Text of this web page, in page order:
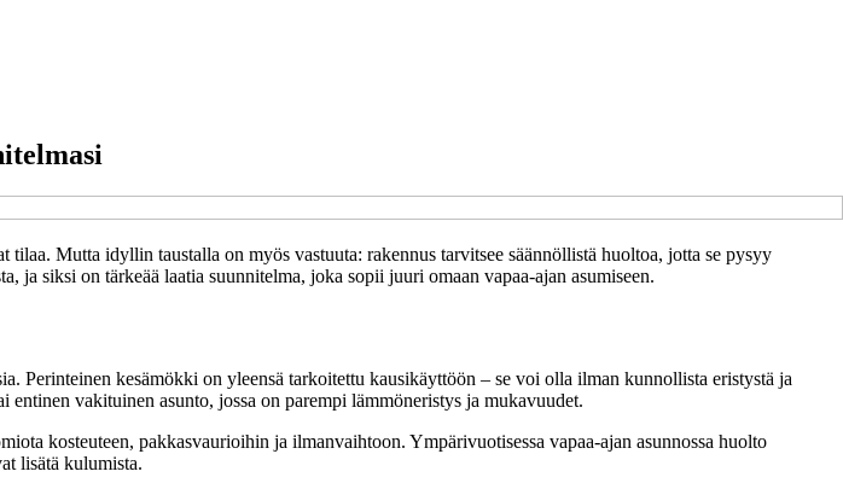
Mutta idyllin taustalla on myös vastuuta: rakennus tarvitsee säännöllistä huoltoa, jotta se pysyy
ja siksi on tärkeää laatia suunnitelma, joka sopii juuri omaan vapaa-ajan asumiseen.
Perinteinen kesämökki on yleensä tarkoitettu kausikäyttöön – se voi olla ilman kunnollista eristystä ja
vakituinen asunto, jossa on parempi lämmöneristys ja mukavuudet.
kosteuteen, pakkasvaurioihin ja ilmanvaihtoon. Ympärivuotisessa vapaa-ajan asunnossa huolto
lisätä kulumista.